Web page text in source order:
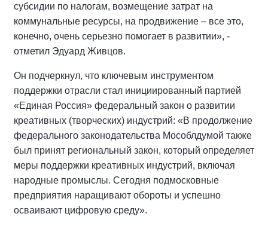
субсидии по налогам, возмещение затрат на
коммунальные ресурсы, на продвижение – все это,
конечно, очень серьезно помогает в развитии», -
отметил Эдуард Живцов.
Он подчеркнул, что ключевым инструментом
поддержки отрасли стал инициированный партией
«Единая Россия» федеральный закон о развитии
креативных (творческих) индустрий: «В продолжение
федерального законодательства Мособлдумой также
был принят региональный закон, который определяет
меры поддержки креативных индустрий, включая
народные промыслы. Сегодня подмосковные
предприятия наращивают обороты и успешно
осваивают цифровую среду».